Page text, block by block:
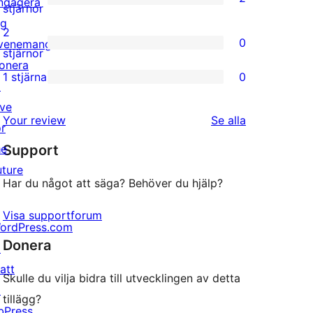
stjärniga
recensioner
2
3-
stjärniga
recensioner
stjärnor
0
2-
recensioner
2
stjärnor
0
1-
stjärniga
recensioner
1 stjärna 0
Your review Se alla
Support
Har du något att säga? Behöver du hjälp?
Visa supportforum
Donera
Skulle du vilja bidra till utvecklingen av detta
tillägg?